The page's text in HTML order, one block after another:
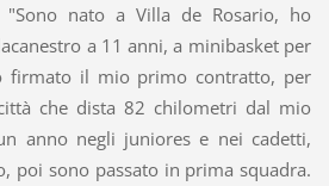
"Sono nato a Villa de Rosario, ho
a 11 anni, a minibasket per
firmato il mio primo contratto, per
che dista 82 chilometri dal mio
anno negli juniores e nei cadetti,
poi sono passato in prima squadra.